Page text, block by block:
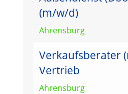
(m/w/d)
Ahrensburg
Verkaufsberater
Vertrieb
Ahrensburg